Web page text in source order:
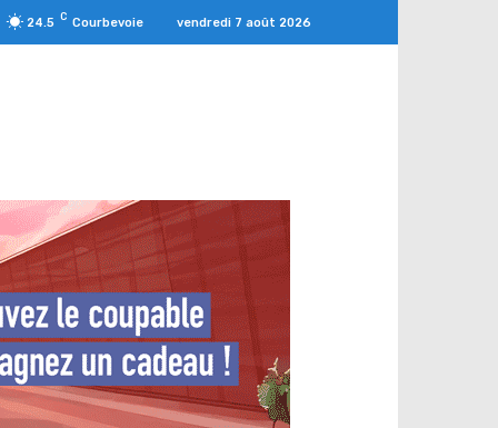
24.5 C Courbevoie vendredi 7 août 2026